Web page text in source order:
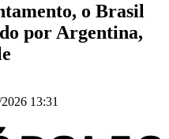
o Brasil
por Argentina,
13:31